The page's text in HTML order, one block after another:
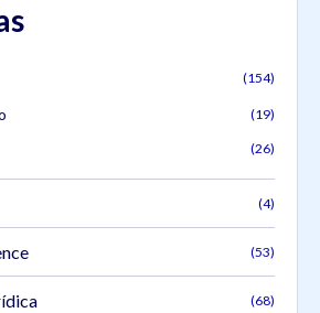
(154)
(19)
(26)
(4)
(53)
(68)